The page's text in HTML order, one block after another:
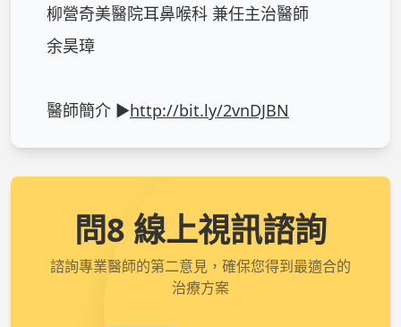
柳營奇美醫院耳鼻喉科 兼任主治醫師
余昊璋
醫師簡介 ►http://bit.ly/2vnDJBN
問8 線上視訊諮詢
諮詢專業醫師的第二意見，確保您得到最適合的
治療方案